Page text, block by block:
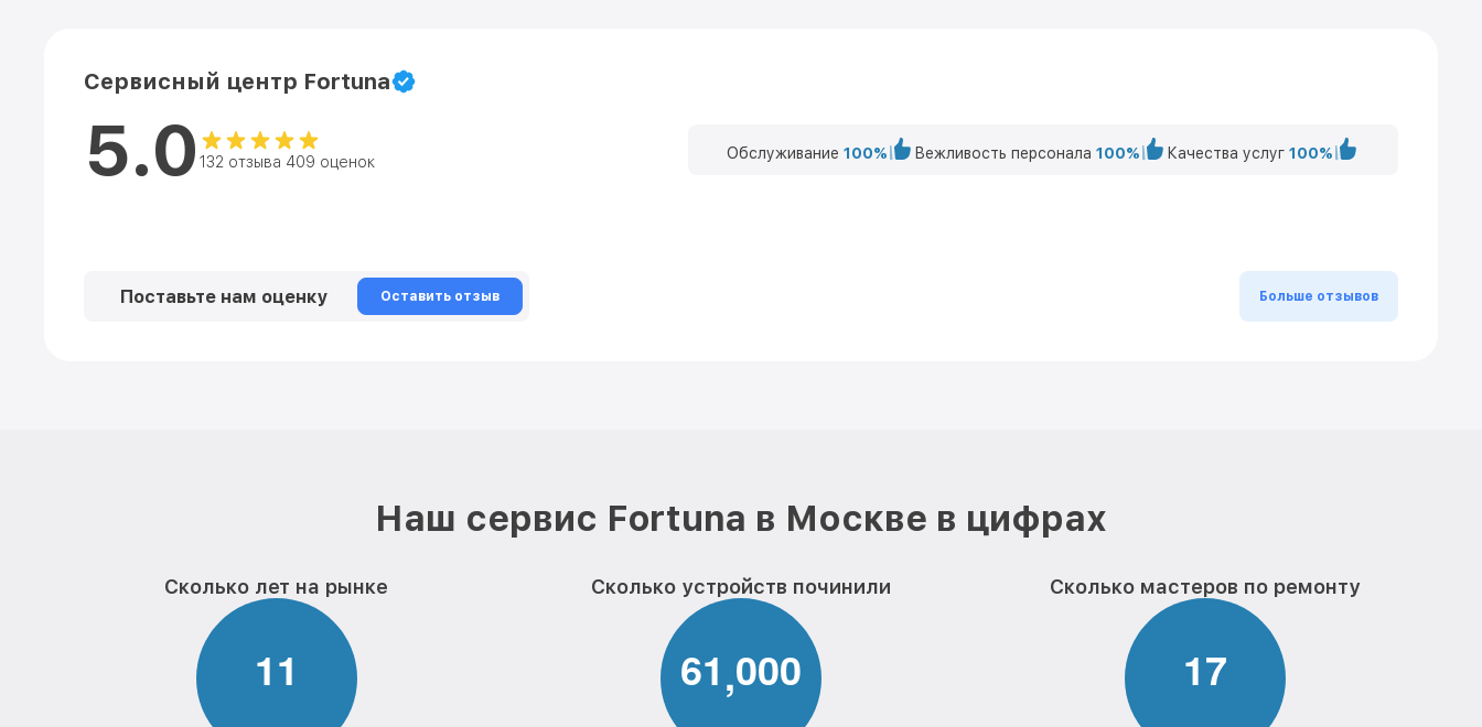
Сервисный центр Fortuna
5.0 132 отзыва 409 оценок Обслуживание 100% Вежливость персонала 100% Качества услуг 100%
Поставьте нам оценку Оставить отзыв Больше отзывов
Наш сервис Fortuna в Москве в цифрах
Сколько лет на рынке
11
Сколько устройств починили
61,000
Сколько мастеров по ремонту
17